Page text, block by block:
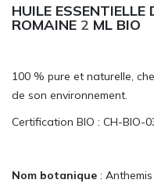
HUILE ESSENTIELLE
ROMAINE 2 ML BIO
100 % pure et naturelle,
de son environnement.
Certification BIO : CH-BIO-
Nom botanique :